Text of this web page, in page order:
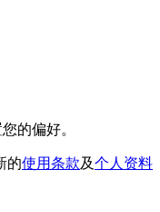
的偏好。
的使用条款及个人资料